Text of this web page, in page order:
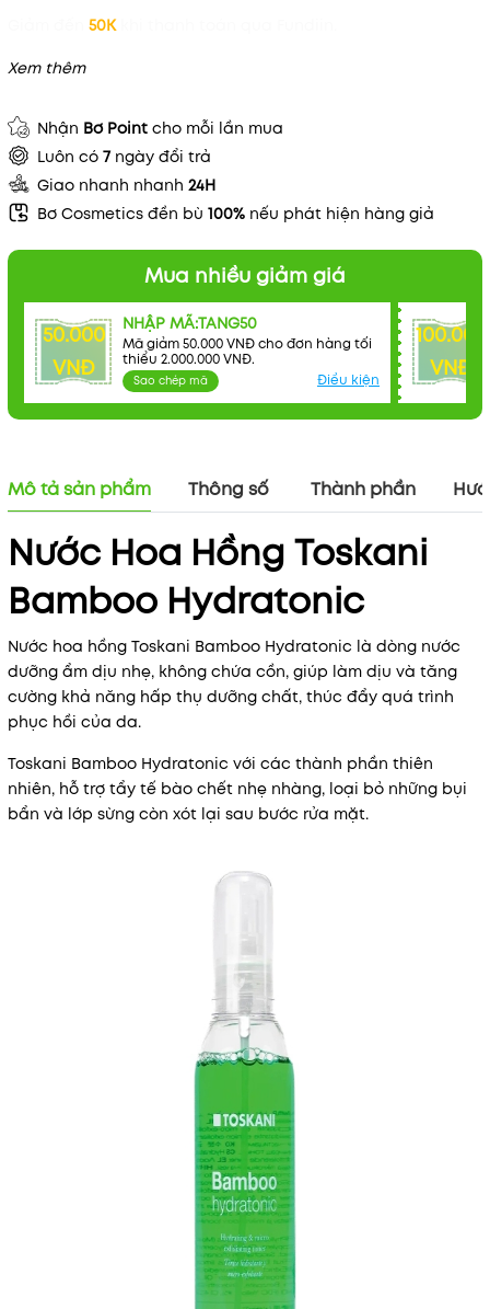
50K
Xem thêm
Nhận Bơ Point cho mỗi lần mua
Luôn có 7 ngày đổi trả
Giao nhanh nhanh 24H
Bơ Cosmetics đền bù 100% nếu phát hiện hàng giả
Mua nhiều giảm giá
50.000
VNĐ
NHẬP MÃ:TANG50
Mã giảm 50.000 VNĐ cho đơn hàng tối
thiểu 2.000.000 VNĐ.
Sao chép mã Điều kiện
100.000
VNĐ
Điều kiện:
Mô tả sản phẩm Thông số Thành phần
Nước Hoa Hồng Toskani
Bamboo Hydratonic
Nước hoa hồng Toskani Bamboo Hydratonic là dòng nước
dưỡng ẩm dịu nhẹ, không chứa cồn, giúp làm dịu và tăng
cường khả năng hấp thụ dưỡng chất, thúc đẩy quá trình
phục hồi của da.
Toskani Bamboo Hydratonic với các thành phần thiên
nhiên, hỗ trợ tẩy tế bào chết nhẹ nhàng, loại bỏ những bụi
bẩn và lớp sừng còn xót lại sau bước rửa mặt.